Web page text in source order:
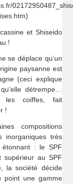
et Shiseido
!
se déplace qu’un
paysanne est
(ceci explique
détrempe…
les coiffes, fait
!
compositions
inorganiques très
étonnant : le SPF
supérieur au SPF
la société décide
point une gamme